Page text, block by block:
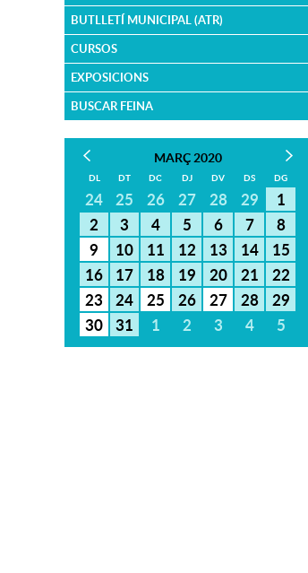
BUTLLETÍ MUNICIPAL (ATR)
CURSOS
EXPOSICIONS
BUSCAR FEINA
MARÇ 2020
DL DT DC DJ DV DS DG
24 25 26 27 28 29
1
2
3 4 5 6 7
8
9
10 11 12 13 14
15
16
17 18 19 20 21
22
23
24 25 26 27 28
29
30 31 1 2 3 4 5